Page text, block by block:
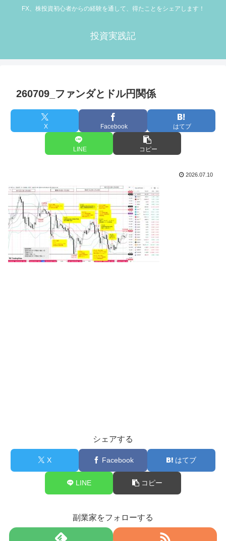
FX、株投資初心者からの経験を通して、得たことをシェアします！
投資実践記
260709_ファンダとドル円関係
X Facebook はてブ
LINE コピー
2026.07.10
シェアする
X Facebook はてブ
LINE コピー
副業家をフォローする